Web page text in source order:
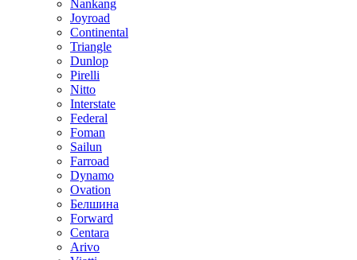
Nankang
Joyroad
Continental
Triangle
Dunlop
Pirelli
Nitto
Interstate
Federal
Foman
Sailun
Farroad
Dynamo
Ovation
Белшина
Forward
Centara
Arivo